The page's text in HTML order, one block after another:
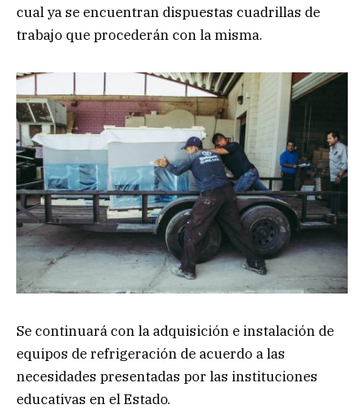
cual ya se encuentran dispuestas cuadrillas de
trabajo que procederán con la misma.
Se continuará con la adquisición e instalación de
equipos de refrigeración de acuerdo a las
necesidades presentadas por las instituciones
educativas en el Estado.